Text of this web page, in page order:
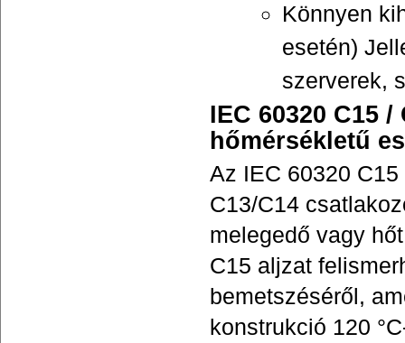
Könnyen
esetén)
szerverek,
IEC 60320 C15
hőmérsékletű
Az IEC 60320
C13/C14
melegedő vagy
C15 aljzat
bemetszéséről,
konstrukció 120